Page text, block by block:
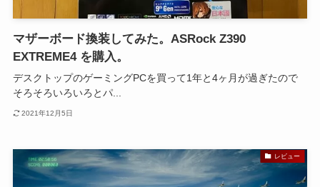
マザーボード換装してみた。ASRock Z390
EXTREME4 を購入。
デスクトップのゲーミングPCを買って1年と4ヶ月が過ぎたので
そろそろいろいろとパ...
2021年12月5日
レビュー